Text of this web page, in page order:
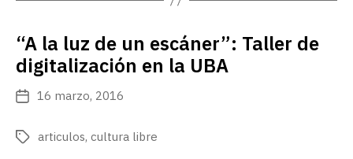
“A la luz de un escáner”: Taller de
digitalización en la UBA
Fecha
publicación
16 marzo, 2016
Etiquetas
articulos, cultura libre